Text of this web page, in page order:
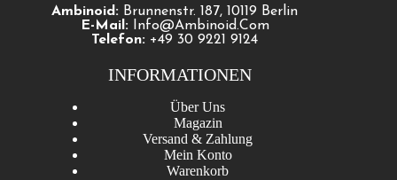
Ambinoid: Brunnenstr. 187, 10119 Berlin
E-Mail:
Info@ambinoid.com
Telefon: +49 30 9221 9124
INFORMATIONEN
Über Uns
Magazin
Versand & Zahlung
Mein Konto
Warenkorb